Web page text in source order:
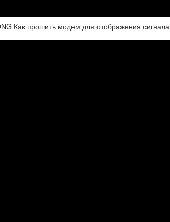
Как прошить модем для отображения сигнала